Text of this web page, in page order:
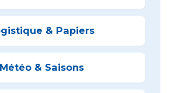
& Papiers
Météo & Saisons